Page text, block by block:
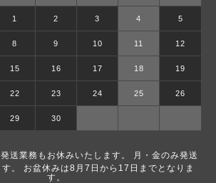
1 2 3 4 5
8 9 10 11 12
15 16 17 18 19
22 23 24 25 26
29 30
送業務もお休みいたします。 月・金のみ発送
。 お盆休みは8月7日から17日までとなりま
す。